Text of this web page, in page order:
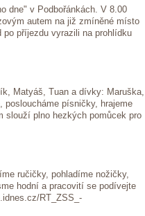
dne" v Podbořánkách. V 8.00
autem na již zmíněné místo
příjezdu vyrazili na prohlídku
Matyáš, Tuan a dívky: Maruška,
posloucháme písničky, hrajeme
slouží plno hezkých pomůcek pro
ručičky, pohladíme nožičky,
hodní a pracovití se podívejte
RT_ZSS_-